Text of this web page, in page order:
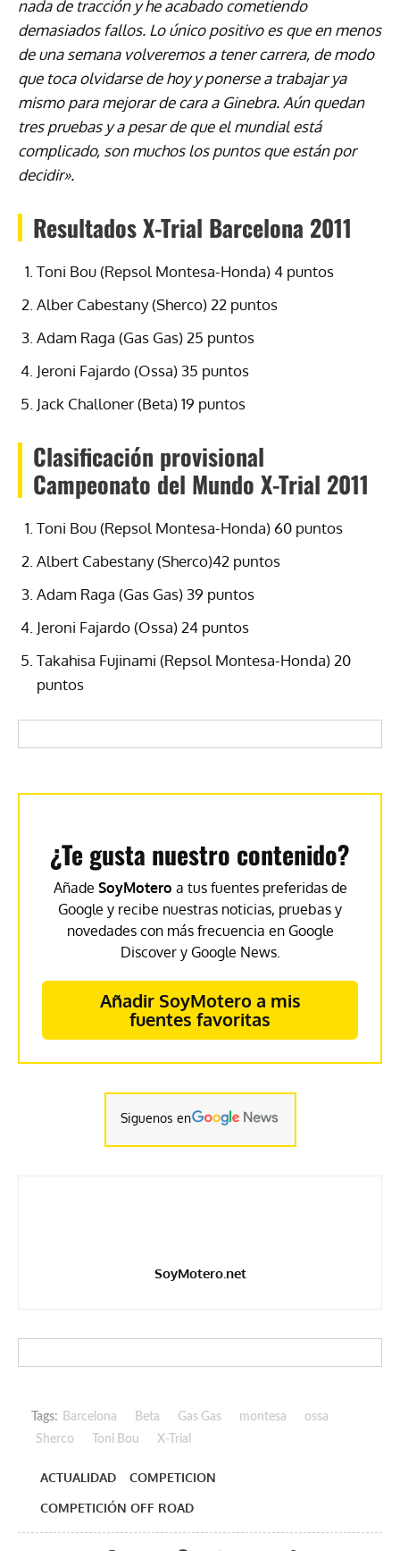
nada de tracción y he acabado cometiendo
demasiados fallos. Lo único positivo es que en menos
de una semana volveremos a tener carrera, de modo
que toca olvidarse de hoy y ponerse a trabajar ya
mismo para mejorar de cara a Ginebra. Aún quedan
tres pruebas y a pesar de que el mundial está
complicado, son muchos los puntos que están por
decidir».
Resultados X-Trial Barcelona 2011
Toni Bou (Repsol Montesa-Honda) 4 puntos
Alber Cabestany (Sherco) 22 puntos
Adam Raga (Gas Gas) 25 puntos
Jeroni Fajardo (Ossa) 35 puntos
Jack Challoner (Beta) 19 puntos
Clasificación provisional
Campeonato del Mundo X-Trial 2011
Toni Bou (Repsol Montesa-Honda) 60 puntos
Albert Cabestany (Sherco)42 puntos
Adam Raga (Gas Gas) 39 puntos
Jeroni Fajardo (Ossa) 24 puntos
Takahisa Fujinami (Repsol Montesa-Honda) 20
puntos
¿Te gusta nuestro contenido?
Añade SoyMotero a tus fuentes preferidas de
Google y recibe nuestras noticias, pruebas y
novedades con más frecuencia en Google
Discover y Google News.
Añadir SoyMotero a mis
fuentes favoritas
Siguenos en
SoyMotero.net
Tags: Barcelona Beta Gas Gas montesa
ossa
Sherco
Toni Bou X-Trial
ACTUALIDAD
COMPETICION
COMPETICIÓN OFF ROAD